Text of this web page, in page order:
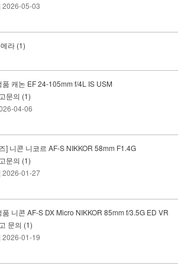
| 2026-05-03
라 (1)
품 캐논 EF 24-105mm f/4L IS USM
문의 (1)
04-06
] 니콘 니코르 AF-S NIKKOR 58mm F1.4G
문의 (1)
| 2026-01-27
품 니콘 AF-S DX Micro NIKKOR 85mm f/3.5G ED VR
문의 (1)
| 2026-01-19